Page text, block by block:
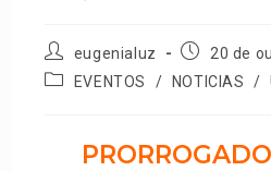
eugenialuz
20 de
EVENTOS
/ NOTICIAS /